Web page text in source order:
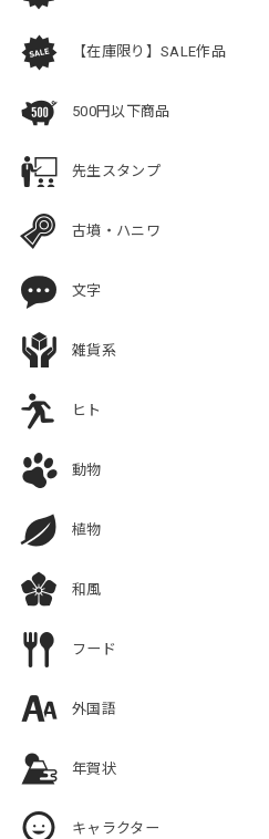
【在庫限り】SALE作品
500円以下商品
先生スタンプ
古墳・ハニワ
文字
雑貨系
ヒト
動物
植物
和風
フード
外国語
年賀状
キャラクター